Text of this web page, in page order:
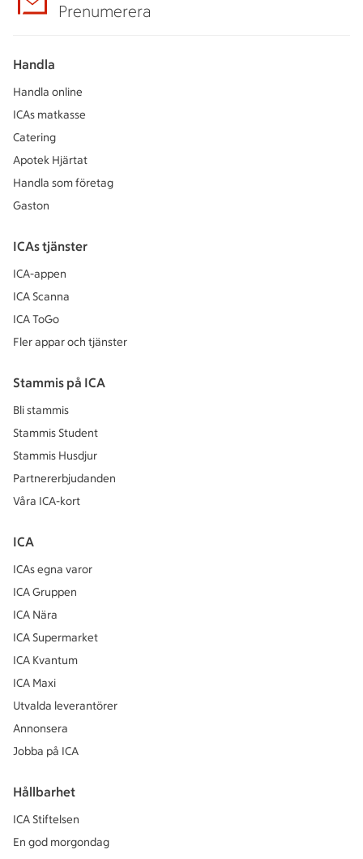
Prenumerera
Handla
Handla online
ICAs matkasse
Catering
Apotek Hjärtat
Handla som företag
Gaston
ICAs tjänster
ICA-appen
ICA Scanna
ICA ToGo
Fler appar och tjänster
Stammis på ICA
Bli stammis
Stammis Student
Stammis Husdjur
Partnererbjudanden
Våra ICA-kort
ICA
ICAs egna varor
ICA Gruppen
ICA Nära
ICA Supermarket
ICA Kvantum
ICA Maxi
Utvalda leverantörer
Annonsera
Jobba på ICA
Hållbarhet
ICA Stiftelsen
En god morgondag